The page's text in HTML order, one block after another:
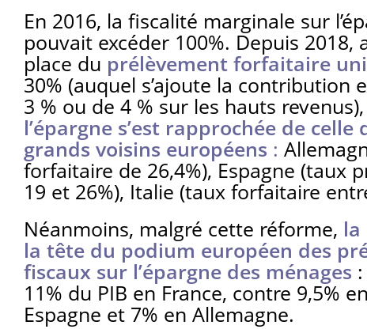
En 2016, la fiscalité marginale sur
pouvait excéder 100%. Depuis 2018,
place du prélèvement forfaitaire
30% (auquel s’ajoute la contribution
3 % ou de 4 % sur les hauts revenus),
l’épargne s’est rapprochée de celle
grands voisins européens :
forfaitaire de 26,4%), Espagne (taux
19 et 26%), Italie (taux forfaitaire
Néanmoins, malgré cette réforme, la
la tête du podium européen des
fiscaux sur l’épargne des ménages
11% du PIB en France, contre 9,5%
Espagne et 7% en Allemagne.